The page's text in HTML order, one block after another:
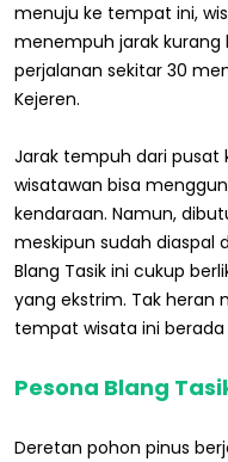
menuju ke tempat ini,
menempuh jarak kurang
perjalanan sekitar 30
Kejeren.
Jarak tempuh dari
wisatawan bisa
kendaraan. Namun,
meskipun sudah diaspal
Blang Tasik ini cukup
yang ekstrim. Tak heran
tempat wisata ini
Pesona Blang
Deretan pohon pinus